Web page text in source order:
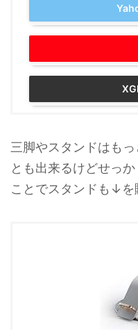
三脚やスタンドはも
とも出来るけどせっ
ことでスタンドも↓を